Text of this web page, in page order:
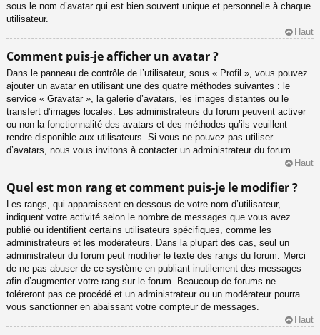
sous le nom d’avatar qui est bien souvent unique et personnelle à chaque
utilisateur.
Haut
Comment puis-je afficher un avatar ?
Dans le panneau de contrôle de l’utilisateur, sous « Profil », vous pouvez
ajouter un avatar en utilisant une des quatre méthodes suivantes : le
service « Gravatar », la galerie d’avatars, les images distantes ou le
transfert d’images locales. Les administrateurs du forum peuvent activer
ou non la fonctionnalité des avatars et des méthodes qu’ils veuillent
rendre disponible aux utilisateurs. Si vous ne pouvez pas utiliser
d’avatars, nous vous invitons à contacter un administrateur du forum.
Haut
Quel est mon rang et comment puis-je le modifier ?
Les rangs, qui apparaissent en dessous de votre nom d’utilisateur,
indiquent votre activité selon le nombre de messages que vous avez
publié ou identifient certains utilisateurs spécifiques, comme les
administrateurs et les modérateurs. Dans la plupart des cas, seul un
administrateur du forum peut modifier le texte des rangs du forum. Merci
de ne pas abuser de ce système en publiant inutilement des messages
afin d’augmenter votre rang sur le forum. Beaucoup de forums ne
toléreront pas ce procédé et un administrateur ou un modérateur pourra
vous sanctionner en abaissant votre compteur de messages.
Haut